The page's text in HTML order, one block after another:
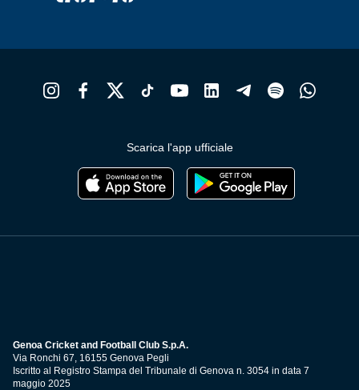
Scarica l'app ufficiale
Genoa Cricket and Football Club S.p.A.
Via Ronchi 67, 16155 Genova Pegli
Iscritto al Registro Stampa del Tribunale di Genova n. 3054 in data 7
maggio 2025